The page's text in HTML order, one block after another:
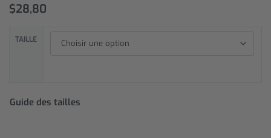
$28,80
TAILLE
Guide des tailles